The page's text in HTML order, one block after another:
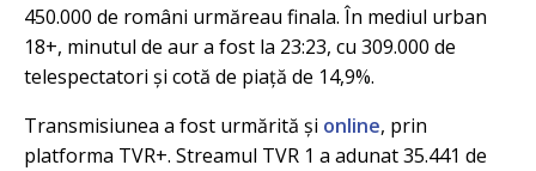
450.000 de români urmăreau finala. În mediul urban
18+, minutul de aur a fost la 23:23, cu 309.000 de
telespectatori și cotă de piață de 14,9%.
Transmisiunea a fost urmărită și online, prin
platforma TVR+. Streamul TVR 1 a adunat 35.441 de